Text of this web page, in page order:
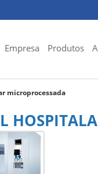
Empresa Produtos
microprocessada